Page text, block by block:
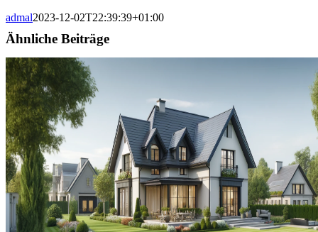
admal2023-12-02T22:39:39+01:00
Ähnliche Beiträge